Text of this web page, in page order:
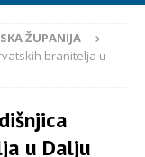
ŽUPANIJA
branitelja u
u Dalju